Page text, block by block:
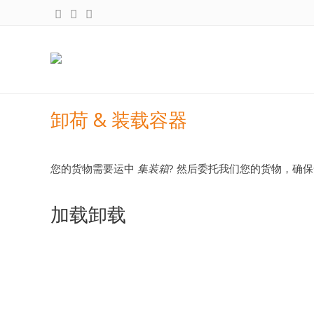
卸荷 & 装载容器
您的货物需要运中 集装箱? 然后委托我们您的货物，确
加载卸载